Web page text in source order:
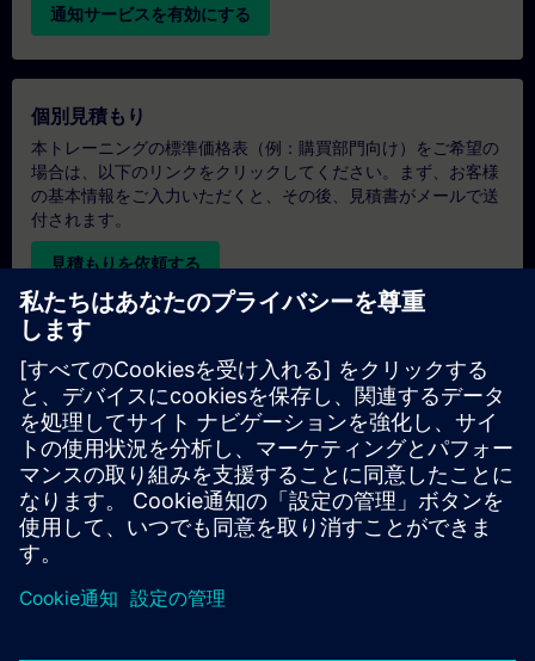
通知サービスを有効にする
個別見積もり
本トレーニングの標準価格表（例：購買部門向け）をご希望の
場合は、以下のリンクをクリックしてください。まず、お客様
の基本情報をご入力いただくと、その後、見積書がメールで送
付されます。
見積もりを依頼する
専用トレーニングのお問い合わせ
オンサイト、オンライン、または当社のSITRAINトレーニング
センターでの専用トレーニングコースの見積もりをご希望の場
合は、以下の問い合わせフォームにご記入ください。このタイ
プのお問い合わせは、大人数（6名以上）のグループに適して
います。ご連絡先とトレーニングのご要望をご入力いただく
と、当社から見積もりをお送りいたします。